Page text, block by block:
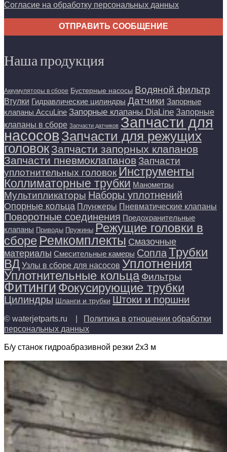
Согласие на обработку персональных данных
ОТПРАВИТЬ СООБЩЕНИЕ
Наша продукция
Аккумуляторы в сборе Бустерные насосы Водяной фильтр
Втулки Гидравлические цилиндры Датчики Запорные
клапаны AccuLine Запорные клапаны DiaLine Запорные
клапаны в сборе Запчасти датчиков Запчасти для
насосов Запчасти для режущих
головок Запчасти запорных клапанов
Запчасти пневмоклапанов Запчасти
уплотнительных головок Инструменты
Коллиматорные трубки Манометры
Мультипликаторы Наборы уплотнений
Опорные кольца Плунжеры Пневматические клапаны
Поворотные соединения Предохранительные
клапаны Приводы Пружины Режущие головки в
сборе Ремкомплекты Смазочные
материалы Смесительные камеры СоплаТрубки
ВД Узлы в сборе для насосов Уплотнения
Уплотнительные кольца Фильтры
Фитинги Фокусирующие трубки
Цилиндры Шланги и трубки Штоки и поршни
© waterjetparts.ru |
Политика в отношении обработки
персональных данных
Б/у станок гидроабразивной резки 2х3 м